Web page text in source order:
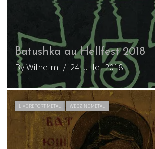
Batushka au Hellfest 2018
By Wilhelm / 24 juillet 2018
LIVE REPORT METAL WEBZINE METAL